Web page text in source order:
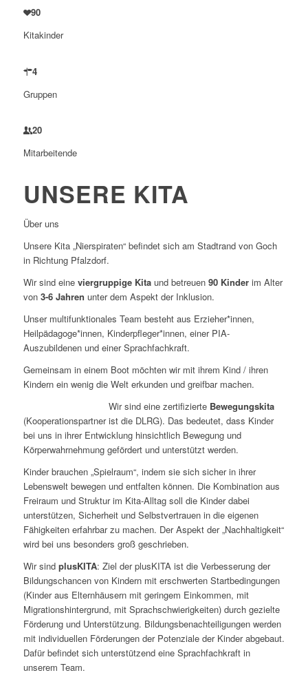
90
Kitakinder
4
Gruppen
20
Mitarbeitende
UNSERE KITA
Über uns
Unsere Kita „Nierspiraten“ befindet sich am Stadtrand von Goch
in Richtung Pfalzdorf.
Wir sind eine viergruppige Kitaund betreuen 90 Kinderim Alter
von 3-6 Jahren unter dem Aspekt der Inklusion.
Unser multifunktionales Team besteht aus Erzieher*innen,
Heilpädagoge*innen, Kinderpfleger*innen, einer PIA-
Auszubildenen und einer Sprachfachkraft.
Gemeinsam in einem Boot möchten wir mit ihrem Kind / ihren
Kindern ein wenig die Welt erkunden und greifbar machen.
Wir sind eine zertifizierte Bewegungskita
(Kooperationspartner ist die DLRG). Das bedeutet, dass Kinder
bei uns in ihrer Entwicklung hinsichtlich Bewegung und
Körperwahrnehmung gefördert und unterstützt werden.
Kinder brauchen „Spielraum“, indem sie sich sicher in ihrer
Lebenswelt bewegen und entfalten können. Die Kombination aus
Freiraum und Struktur im Kita-Alltag soll die Kinder dabei
unterstützen, Sicherheit und Selbstvertrauen in die eigenen
Fähigkeiten erfahrbar zu machen. Der Aspekt der „Nachhaltigkeit“
wird bei uns besonders groß geschrieben.
Wir sind plusKITA: Ziel der plusKITA ist die Verbesserung der
Bildungschancen von Kindern mit erschwerten Startbedingungen
(Kinder aus Elternhäusern mit geringem Einkommen, mit
Migrationshintergrund, mit Sprachschwierigkeiten) durch gezielte
Förderung und Unterstützung. Bildungsbenachteiligungen werden
mit individuellen Förderungen der Potenziale der Kinder abgebaut.
Dafür befindet sich unterstützend eine Sprachfachkraft in
unserem Team.